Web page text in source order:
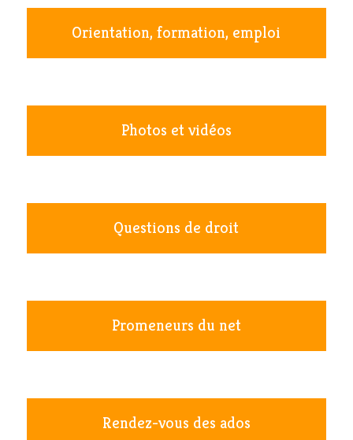
Orientation, formation, emploi
Photos et vidéos
Questions de droit
Promeneurs du net
Rendez-vous des ados